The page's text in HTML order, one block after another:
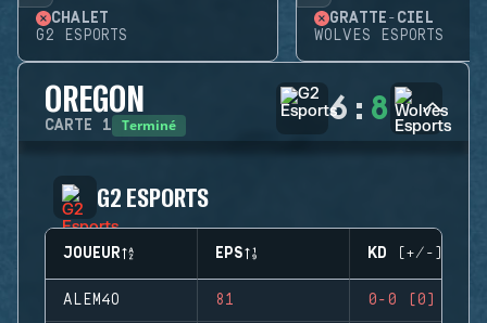
CHALET
G2 ESPORTS
GRATTE-CIEL
WOLVES ESPORTS
OREGON
CARTE 1 Terminé 6 : 8
G2 ESPORTS
JOUEUR EPS KD (+/-)
ALEM4O 81 0-0 (0)